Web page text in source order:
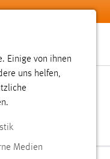
Einige von ihnen
uns helfen,
Medien